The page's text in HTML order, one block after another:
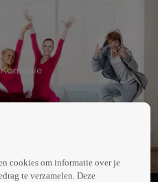
is een getalenteerde
cookies om informatie over je
te verzamelen. Deze